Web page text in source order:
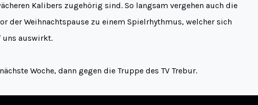
Kalibers zugehörig sind. So langsam vergehen auch die
der Weihnachtspause zu einem Spielrhythmus, welcher sich
uns auswirkt.
Woche, dann gegen die Truppe des TV Trebur.